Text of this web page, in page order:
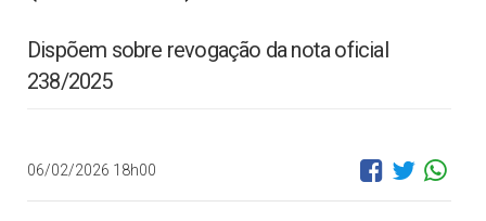
Dispõem sobre revogação da nota oficial
238/2025
06/02/2026 18h00